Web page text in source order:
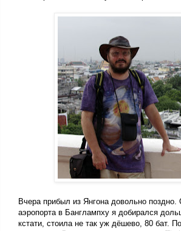
Вчера прибыл из Янгона довольно
аэропорта в Банглампху я добирался
кстати, стоила не так уж дёшево, 80 бат.